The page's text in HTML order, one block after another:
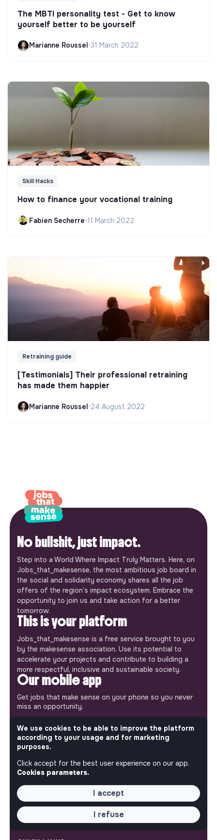
The MBTI personality test - Get to know
yourself better to be yourself
Marianne Roussel •31 March 2022
Skill Hacks
How to finance your vocational training
Fabien Secherre•11 March 2022
Retraining guide
[Testimonials] Their professional retraining
has made them happier
Marianne Roussel•24 August 2022
No bullshit, just impact.
Step into a World Where Impact Truly Matters. Here, on
Jobs_that_makesense, the most ambitious job board in
the social and solidarity economy shares all the job
offers of the region’s impact ecosystem. Embrace the
opportunity to join us and take action for a better
tomorrow.
This is your platform
Jobs_that_makesense is a free service brought to you
by the makesense association. Use its potential to
accelerate your projects and contribute to building a
more respectful, inclusive and sustainable society.
Our mobile app
Get jobs that make sense on your phone so you never
miss an opportunity.
iPhone Android
More about Jobs
Our mission and impact
We use cookies to be able to improve the platform
according to your usage and for marketing
purposes.
Click accept for the best user experience on our app.
Cookies parameters.
I accept
I refuse